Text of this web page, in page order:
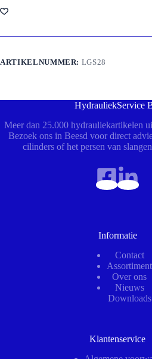
ARTIKELNUMMER: LGS28
HydrauliekService
Meer dan 25.000 hydrauliekartikelen
Bezoek ons in Beesd voor direct
cilinders of het persen van
Informatie
Contact
Assortiment
Over ons
Nieuws
Downloads
Klantenservice